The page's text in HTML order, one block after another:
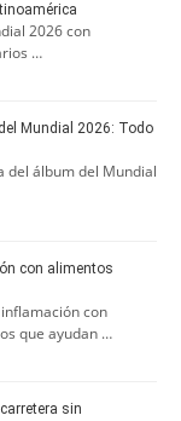
2026 con
…
Mundial 2026: Todo
del álbum del Mundial
con alimentos
con
que ayudan …
sin